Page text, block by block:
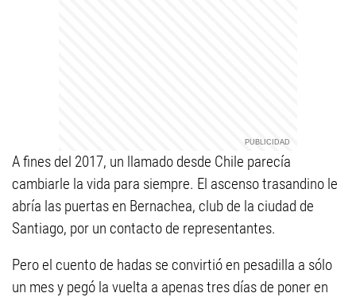
A fines del 2017, un llamado desde Chile parecía
cambiarle la vida para siempre. El ascenso trasandino le
abría las puertas en Bernachea, club de la ciudad de
Santiago, por un contacto de representantes.
Pero el cuento de hadas se convirtió en pesadilla a sólo
un mes y pegó la vuelta a apenas tres días de poner en